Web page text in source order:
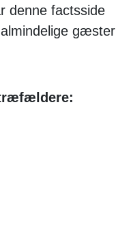
denne factsside
gæster